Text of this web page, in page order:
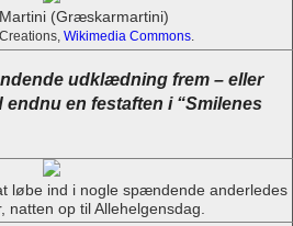
(Græskarmartini)
Wikimedia Commons.
udklædning frem – eller
en festaften i “Smilenes
løbe ind i nogle spændende anderledes
natten op til Allehelgensdag.